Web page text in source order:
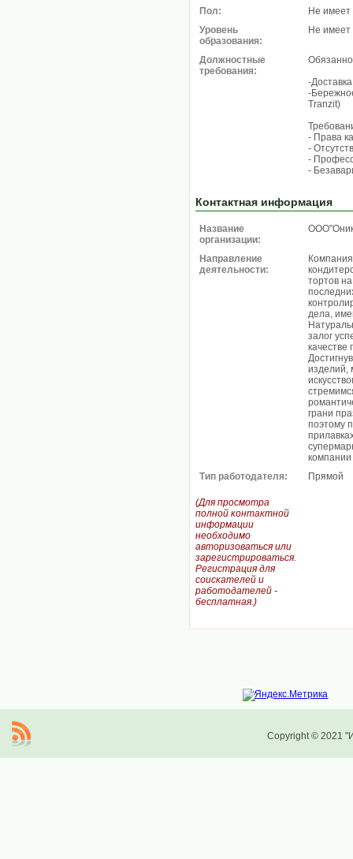
Пол:
Не имеет
Уровень
образования:
Не имеет
Должностные
требования:
-
-
Tranzit)
- Права
-
-
-
Контактная информация
Название
организации:
Направление
деятельности:
тортов
дела,
залог
качестве
изделий,
грани
поэтому
Тип работодателя:
Прямой
(Для просмотра
полной контактной
информации
необходимо
авторизоваться или
зарегистрироваться.
Регистрация для
соискателей и
работодателей -
бесплатная.)
Copyright © 2021